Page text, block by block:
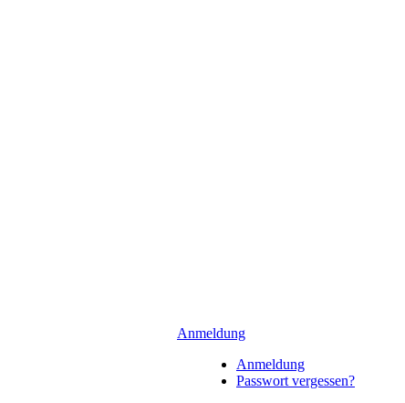
Anmeldung
Anmeldung
Passwort vergessen?